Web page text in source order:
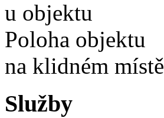
u objektu
Poloha objektu
na klidném místě
Služby